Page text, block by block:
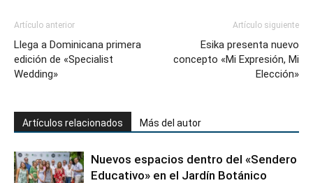
Artículo anterior
Llega a Dominicana primera
edición de «Specialist
Wedding»
Artículo siguiente
Esika presenta nuevo
concepto «Mi Expresión, Mi
Elección»
Artículos relacionados Más del autor
Nuevos espacios dentro del «Sendero
Educativo» en el Jardín Botánico